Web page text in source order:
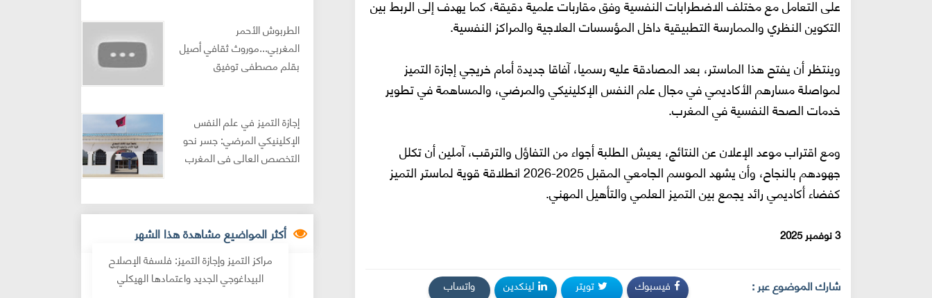
على التعامل مع مختلف الاضطرابات النفسية وفق مقاربات علمية دقيقة، كما يهدف إلى الربط بين
التكوين النظري والممارسة التطبيقية داخل المؤسسات العلاجية والمراكز النفسية.
وينتظر أن يفتح هذا الماستر، بعد المصادقة عليه رسميا، آفاقا جديدة أمام خريجي إجازة التميز
لمواصلة مسارهم الأكاديمي في مجال علم النفس الإكلينيكي والمرضي، والمساهمة في تطوير
خدمات الصحة النفسية في المغرب.
ومع اقتراب موعد الإعلان عن النتائج، يعيش الطلبة أجواء من التفاؤل والترقب، آملين أن تكلل
جهودهم بالنجاح، وأن يشهد الموسم الجامعي المقبل 2025-2026 انطلاقة قوية لماستر التميز
كفضاء أكاديمي رائد يجمع بين التميز العلمي والتأهيل المهني.
3نوفمبر2025
شارك الموضوع عبر : فيسبوك تويتر لينكدين واتساب
الطربوش الأحمر
المغربي...موروث ثقافي أصيل
بقلم مصطفى توفيق
إجازة التميز في علم النفس
الإكلينيكي المرضي: جسر نحو
التخصص العالي في المغرب
أكثر المواضيع مشاهدة هذا الشهر
مراكز التميز وإجازة التميز: فلسفة الإصلاح
البيداغوجي الجديد واعتمادها الهيكلي